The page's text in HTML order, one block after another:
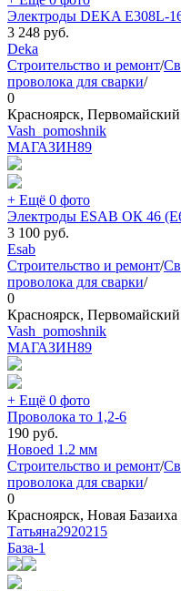
Электроды DEKA Е308L-
3 248 руб.
Deka
Строительство и ремонт/
проволока для сварки/
0
Красноярск, Первомайский
Vash_pomoshnik
МАГАЗИН89
+ Ещё 0 фото
Электроды ESAB ОК 46
3 100 руб.
Esab
Строительство и ремонт/
проволока для сварки/
0
Красноярск, Первомайский
Vash_pomoshnik
МАГАЗИН89
+ Ещё 0 фото
Проволока то 1,2-6
190 руб.
Новоеd 1.2 мм
Строительство и ремонт/
проволока для сварки/
0
Красноярск, Новая Базаиха
Татьяна2920215
База-1